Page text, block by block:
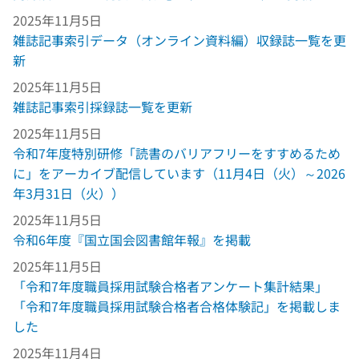
2025年11月5日
雑誌記事索引データ（オンライン資料編）収録誌一覧を更
新
2025年11月5日
雑誌記事索引採録誌一覧を更新
2025年11月5日
令和7年度特別研修「読書のバリアフリーをすすめるため
に」をアーカイブ配信しています（11月4日（火）～2026
年3月31日（火））
2025年11月5日
令和6年度『国立国会図書館年報』を掲載
2025年11月5日
「令和7年度職員採用試験合格者アンケート集計結果」
「令和7年度職員採用試験合格者合格体験記」を掲載しま
した
2025年11月4日